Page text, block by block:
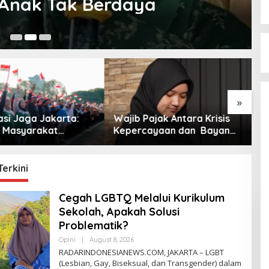
»
Jaga Jakarta:
Masyarakat
Jaga Keamanan
Wajib Pajak Antara Krisis
Kepercayaan dan Bayang-
Bayang Aparat
Cegah LGBTQ Melalui Kurikulum
Sekolah, Apakah Solusi
Problematik?
Opini August 8, 2026B
Y
R
A
RADARINDONESIANEWS.COM, JAKARTA – LGBT
(Lesbian, Gay, Biseksual, dan Transgender) dalam